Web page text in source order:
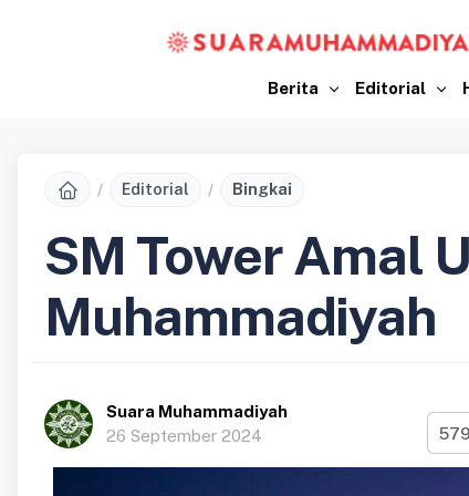
Berita Editorial
Editorial Bingkai
SM Tower Amal
Muhammadiyah
Suara Muhammadiyah
26 September 2024